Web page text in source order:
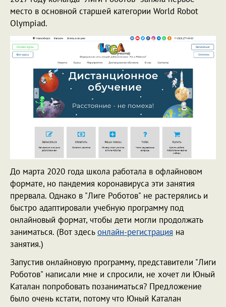
место в основной старшей категории World Robot
Olympiad.
До марта 2020 года школа работала в офлайновом
формате, но пандемия коронавируса эти занятия
прервала. Однако в "Лиге Роботов" не растерялись и
быстро адаптировали учебную программу под
онлайновый формат, чтобы дети могли продолжать
заниматься. (Вот здесьонлайн-регистрация на
занятия.)
Запустив онлайновую программу, представители "Лиги
Роботов" написали мне и спросили, не хочет ли Юный
Каталан попробовать позаниматься? Предложение
было очень кстати, потому что Юный Каталан